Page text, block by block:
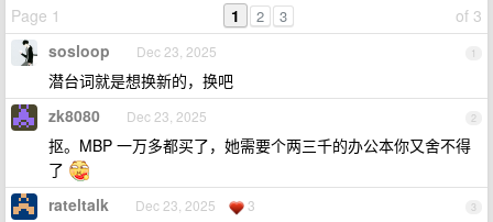
Page 1
of 3
1 2 3
1
sosloop Dec 23, 2025
潜台词就是想换新的，换吧
2
zk8080 Dec 23, 2025
抠。MBP 一万多都买了，她需要个两三千的办公本你又舍不得
了
3
rateltalk Dec 23, 2025 3